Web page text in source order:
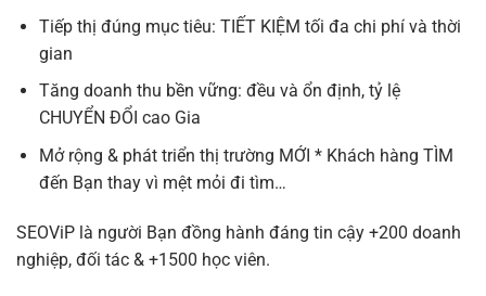
Tiếp thị đúng mục tiêu: TIẾT KIỆM tối đa chi phí và thời
gian
Tăng doanh thu bền vững: đều và ổn định, tỷ lệ
CHUYỂN ĐỔI cao Gia
Mở rộng & phát triển thị trường MỚI * Khách hàng TÌM
đến Bạn thay vì mệt mỏi đi tìm…
SEOViP là người Bạn đồng hành đáng tin cậy +200 doanh
nghiệp, đối tác & +1500 học viên.